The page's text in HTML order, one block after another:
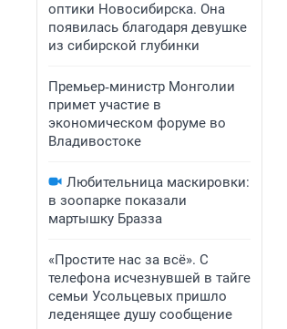
оптики Новосибирска. Она
появилась благодаря девушке
из сибирской глубинки
Премьер‑министр Монголии
примет участие в
экономическом форуме во
Владивостоке
Любительница маскировки:
в зоопарке показали
мартышку Бразза
«Простите нас за всё». С
телефона исчезнувшей в тайге
семьи Усольцевых пришло
леденящее душу сообщение